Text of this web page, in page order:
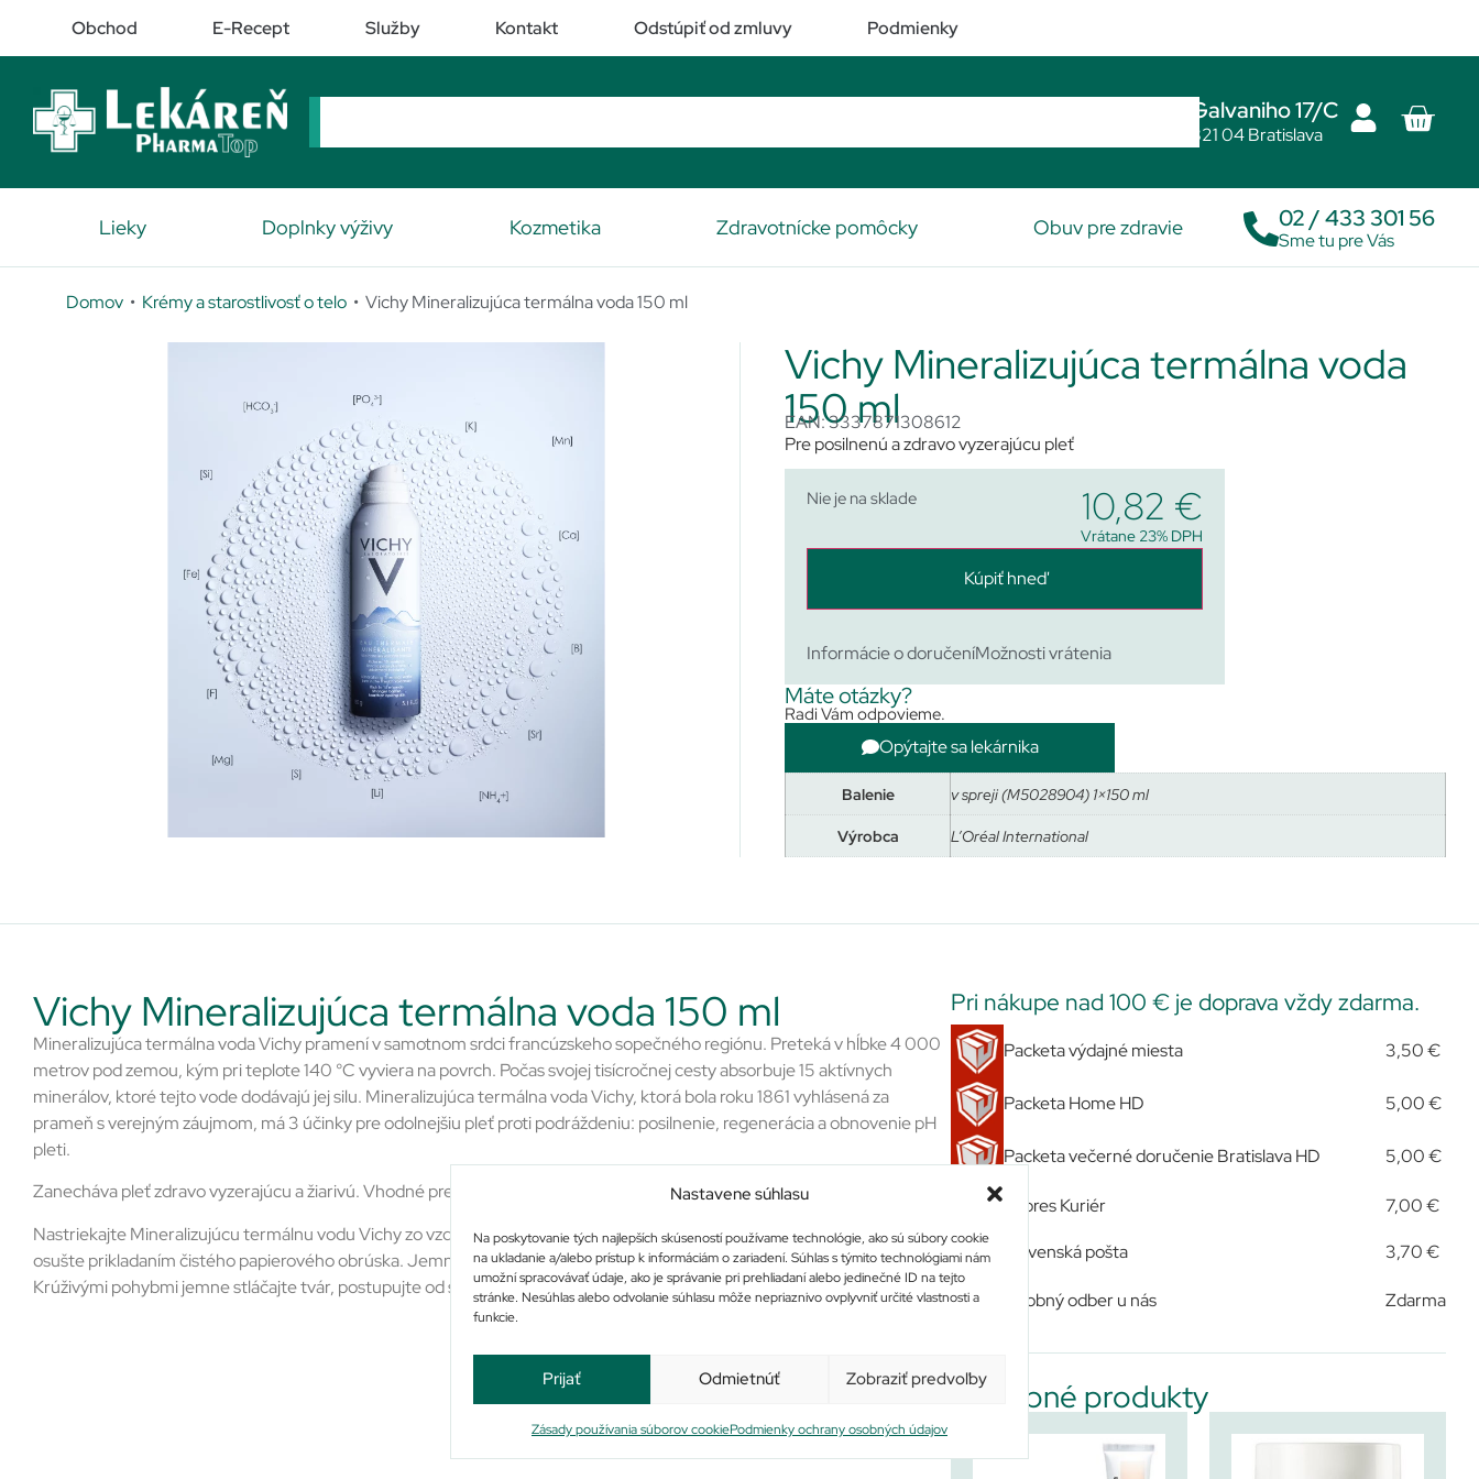
Nastavene súhlasu
Na poskytovanie tých najlepších skúseností používame technológie, ako sú súbory cookie
na ukladanie a/alebo prístup k informáciám o zariadení. Súhlas s týmito technológiami nám
umožní spracovávať údaje, ako je správanie pri prehliadaní alebo jedinečné ID na tejto
stránke. Nesúhlas alebo odvolanie súhlasu môže nepriaznivo ovplyvniť určité vlastnosti a
funkcie.
Prijať Odmietnúť Zobraziť predvoľby
Zásady používania súborov cookiePodmienky ochrany osobných údajov
Obchod E-Recept Služby Kontakt Odstúpiť od zmluvy Podmienky
Galvaniho 17/C
821 04 Bratislava
Lieky Doplnky výživy Kozmetika Zdravotnícke pomôcky Obuv pre zdravie 02 / 433 301 56
Sme tu pre Vás
Domov • Krémy a starostlivosť o telo • Vichy Mineralizujúca termálna voda 150 ml
Vichy Mineralizujúca termálna voda
150 ml
EAN: 3337871308612
Pre posilnenú a zdravo vyzerajúcu pleť
Nie je na sklade 10,82 €
Vrátane 23% DPH
Kúpiť hneď
Informácie o doručeníMožnosti vrátenia
Máte otázky?
Radi Vám odpovieme.
Opýtajte sa lekárnika
Balenie
v spreji (M5028904) 1×150 ml
Výrobca
L’Oréal International
Vichy Mineralizujúca termálna voda 150 ml
Mineralizujúca termálna voda Vichy pramení v samotnom srdci francúzskeho sopečného regiónu. Preteká v hĺbke 4 000
metrov pod zemou, kým pri teplote 140 °C vyviera na povrch. Počas svojej tisícročnej cesty absorbuje 15 aktívnych
minerálov, ktoré tejto vode dodávajú jej silu. Mineralizujúca termálna voda Vichy, ktorá bola roku 1861 vyhlásená za
prameň s verejným záujmom, má 3 účinky pre odolnejšiu pleť proti podráždeniu: posilnenie, regenerácia a obnovenie pH
pleti.
Zanecháva pleť zdravo vyzerajúcu a žiarivú. Vhodné pre citlivú pleť.
Nastriekajte Mineralizujúcu termálnu vodu Vichy zo vzdialenosti 30 cm od tváre. Aplikáciu dvakrát opakujte. Pleť šetrne
osušte prikladaním čistého papierového obrúska. Jemne stláčajte. Umyte si a osušte ruky a doprajte si relaxačnú masáž.
Krúživými pohybmi jemne stláčajte tvár, postupujte od stredu tváre smerom do strán.
Pri nákupe nad 100 € je doprava vždy zdarma.
Packeta výdajné miesta 3,50 €
Packeta Home HD 5,00 €
Packeta večerné doručenie Bratislava HD 5,00 €
Expres Kuriér 7,00 €
Slovenská pošta 3,70 €
Osobný odber u nás Zdarma
Podobné produkty